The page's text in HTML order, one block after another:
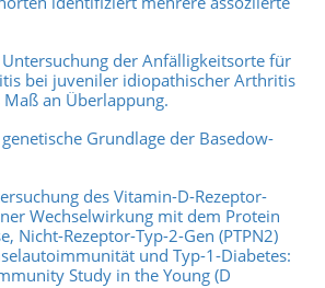
Untersuchung der Anfälligkeitsorte für
bei juveniler idiopathischer Arthritis
an Überlappung.
Grundlage der Basedow-
des Vitamin-D-Rezeptor-
Wechselwirkung mit dem Protein
Nicht-Rezeptor-Typ-2-Gen (PTPN2)
und Typ-1-Diabetes:
Study in the Young (D